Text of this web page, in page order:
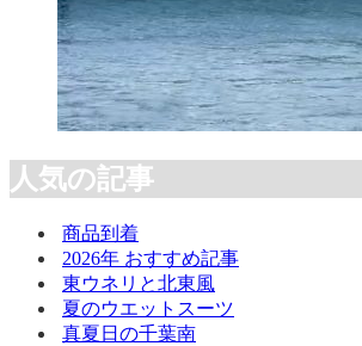
人気の記事
商品到着
2026年 おすすめ記事
東ウネリと北東風
夏のウエットスーツ
真夏日の千葉南